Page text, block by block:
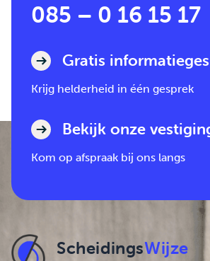
085 – 0 16 15 17
Gratis
Krijg helderheid in één gesprek
Bekijk onze
Kom op afspraak bij ons langs
ScheidingsWijze